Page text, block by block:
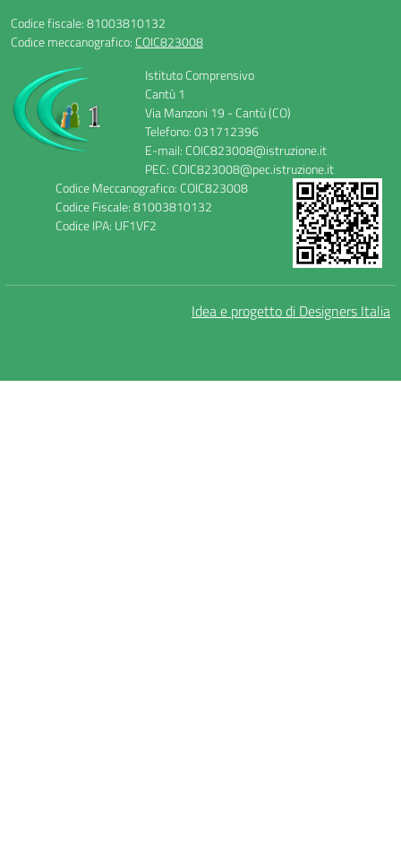
Codice fiscale: 81003810132
Codice meccanografico: COIC823008
Istituto Comprensivo
Cantù 1
Via Manzoni 19 - Cantù (CO)
Telefono: 031712396
E-mail: COIC823008@istruzione.it
PEC: COIC823008@pec.istruzione.it
Codice Meccanografico: COIC823008
Codice Fiscale: 81003810132
Codice IPA: UF1VF2
Idea e progetto di Designers Italia